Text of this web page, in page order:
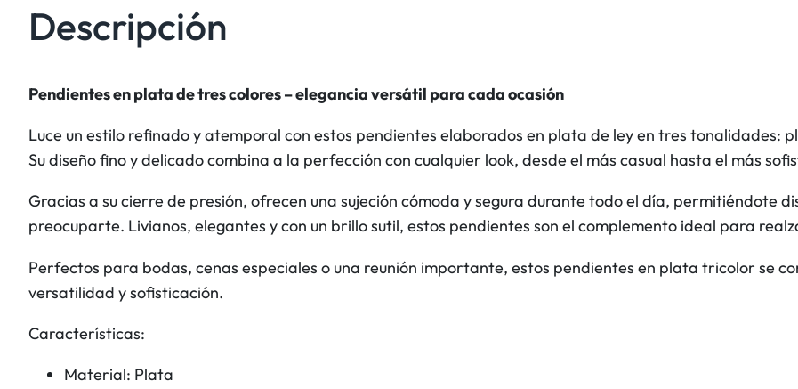
o
o
r
s
p
l
Descripción
Pendientes en plata de tres colores – elegancia versátil para cada ocasión
Luce un estilo refinado y atemporal con estos pendientes elaborados en plata de ley en tres
Su diseño fino y delicado combina a la perfección con cualquier look, desde el más casual hasta el más
Gracias a su cierre de presión, ofrecen una sujeción cómoda y segura durante todo el día, permitiéndote
preocuparte. Livianos, elegantes y con un brillo sutil, estos pendientes son el complemento ideal para
Perfectos para bodas, cenas especiales o una reunión importante, estos pendientes en plata tricolor se
versatilidad y sofisticación.
Características:
Material: Plata